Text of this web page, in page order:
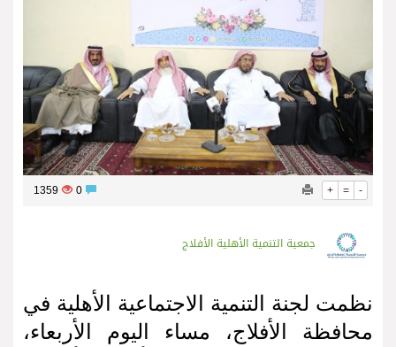
+ = -
1359
جمعية التنمية الأهلية الأفلاج
نظمت لجنة التنمية الاجتماعية الأهلية في
محافظة الأفلاج، مساء اليوم الأربعاء،